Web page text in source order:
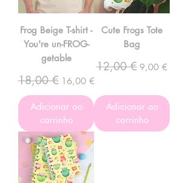
Frog Beige T-shirt -
You're un-FROG-
getable
Preço normal
18,00 € Preço promocional
16,00 €
Adicionar ao
carrinho
Cute Frogs Tote
Bag
Preço normal
12,00 € Preço
9,00 €
Adicionar ao
carrinho